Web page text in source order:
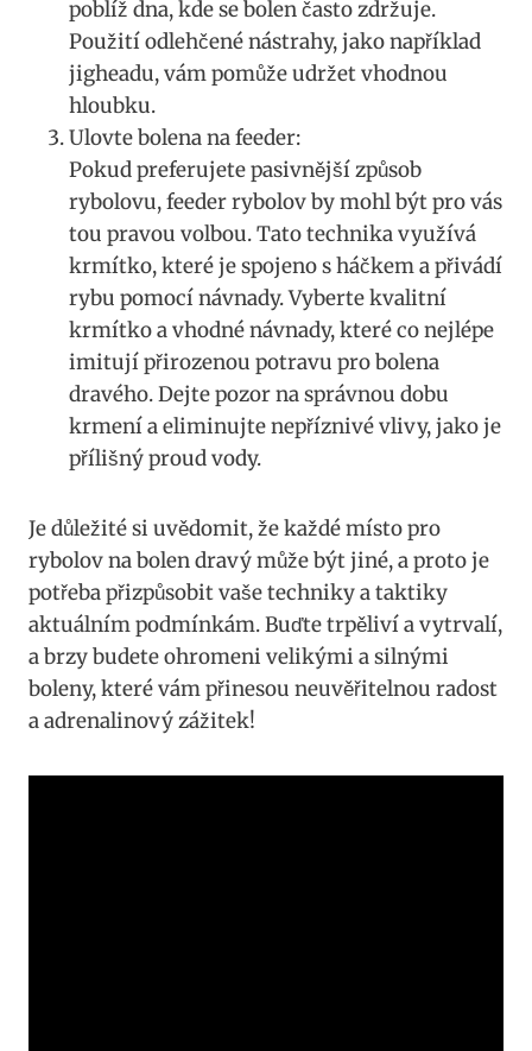
poblíž dna, kde ​se ​bolen často zdržuje.⁢
Použití odlehčené nástrahy, jako například
jigheadu, vám pomůže udržet vhodnou‍
hloubku.
Ulovte bolena na feeder:
Pokud preferujete pasivnější způsob
rybolovu,⁣ feeder rybolov by ‍mohl být pro​ vás
⁢tou pravou volbou. Tato technika využívá
krmítko, které je⁢ spojeno s háčkem a přivádí
rybu pomocí návnady. Vyberte⁣ kvalitní
krmítko a vhodné návnady, které co nejlépe
imitují ‌přirozenou potravu pro bolena
dravého.⁣ Dejte ‍pozor na správnou dobu
krmení a eliminujte nepříznivé​ vlivy, jako je
přílišný proud vody.
Je důležité si ‍uvědomit, že každé‍ místo pro
rybolov na bolen dravý může být jiné, a proto⁤ je
potřeba přizpůsobit vaše techniky a taktiky
aktuálním ⁢podmínkám. Buďte trpěliví a vytrvalí,
⁣a brzy budete ohromeni velikými a silnými
boleny, které vám přinesou neuvěřitelnou‌ radost
a adrenalinový zážitek!